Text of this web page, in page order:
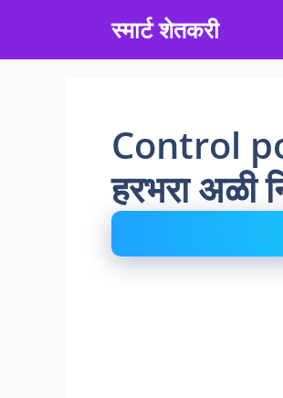
content
स्मार्ट शेतकरी
Control
हरभरा अळी